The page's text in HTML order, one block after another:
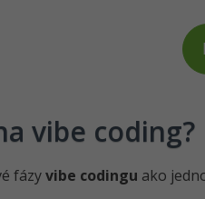
vibe coding?
fázyvibe codingu ako